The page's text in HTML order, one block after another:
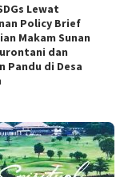
Lewat
Policy Brief
Makam Sunan
dan
Pandu di Desa